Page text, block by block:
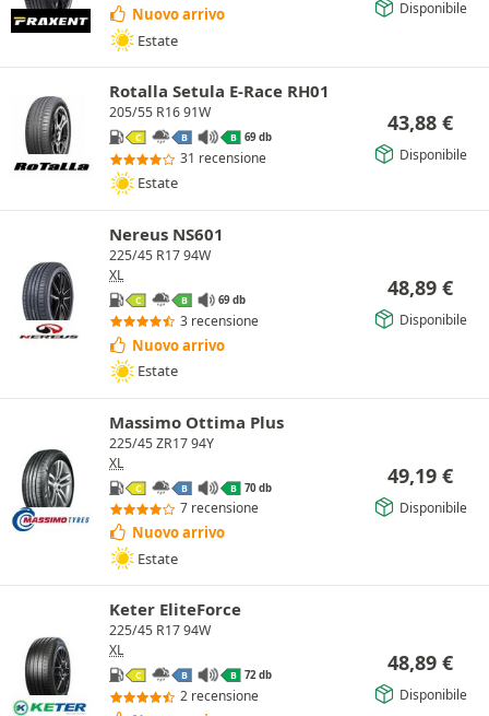
Nuovo arrivo
Estate
Disponibile
Rotalla Setula E-Race RH01
205/55 R16 91W
C B B 69 db
31 recensione
Estate
43,88 €
Disponibile
Nereus NS601
225/45 R17 94W
XL
C B 69 db
3 recensione
Nuovo arrivo
Estate
48,89 €
Disponibile
Massimo Ottima Plus
225/45 ZR17 94Y
XL
C B B 70 db
7 recensione
Nuovo arrivo
Estate
49,19 €
Disponibile
Keter EliteForce
225/45 R17 94W
XL
C B B 72 db
2 recensione
48,89 €
Disponibile